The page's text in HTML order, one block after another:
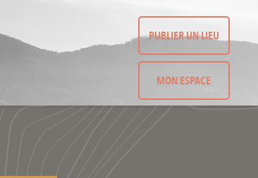
PUBLIER UN LIEU
MON ESPACE